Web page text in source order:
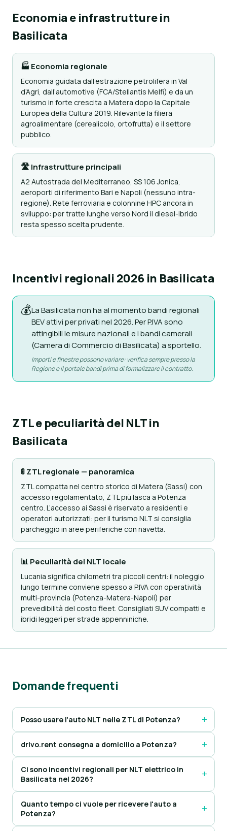
Economia e infrastrutture in
Basilicata
🏭 Economia regionale
Economia guidata dall’estrazione petrolifera in Val
d’Agri, dall’automotive (FCA/Stellantis Melfi) e da un
turismo in forte crescita a Matera dopo la Capitale
Europea della Cultura 2019. Rilevante la filiera
agroalimentare (cerealicolo, ortofrutta) e il settore
pubblico.
🛣 Infrastrutture principali
A2 Autostrada del Mediterraneo, SS 106 Jonica,
aeroporti di riferimento Bari e Napoli (nessuno intra-
regione). Rete ferroviaria e colonnine HPC ancora in
sviluppo: per tratte lunghe verso Nord il diesel-ibrido
resta spesso scelta prudente.
Incentivi regionali 2026 in Basilicata
💰La Basilicata non ha al momento bandi regionali
BEV attivi per privati nel 2026. Per P.IVA sono
attingibili le misure nazionali e i bandi camerali
(Camera di Commercio di Basilicata) a sportello.
Importi e finestre possono variare: verifica sempre presso la
Regione e il portale bandi prima di formalizzare il contratto.
ZTL e peculiarità del NLT in
Basilicata
🚦 ZTL regionale — panoramica
ZTL compatta nel centro storico di Matera (Sassi) con
accesso regolamentato, ZTL più lasca a Potenza
centro. L’accesso ai Sassi è riservato a residenti e
operatori autorizzati: per il turismo NLT si consiglia
parcheggio in aree periferiche con navetta.
📊 Peculiarità del NLT locale
Lucania significa chilometri tra piccoli centri: il noleggio
lungo termine conviene spesso a P.IVA con operatività
multi-provincia (Potenza-Matera-Napoli) per
prevedibilità del costo fleet. Consigliati SUV compatti e
ibridi leggeri per strade appenniniche.
Domande frequenti
Posso usare l'auto NLT nelle ZTL di Potenza?
drivo.rent consegna a domicilio a Potenza?
Ci sono incentivi regionali per NLT elettrico in
Basilicata nel 2026?
Quanto tempo ci vuole per ricevere l'auto a
Potenza?